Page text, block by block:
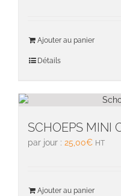
Ajouter au panier
Détails
SCHOEPS MINI
par jour : 25,00€ HT
Ajouter au panier